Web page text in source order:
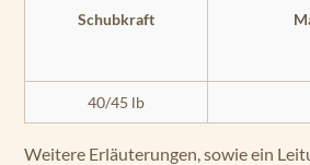
Schubkraft
40/45 lb
Weitere Erläuterungen, sowie ein